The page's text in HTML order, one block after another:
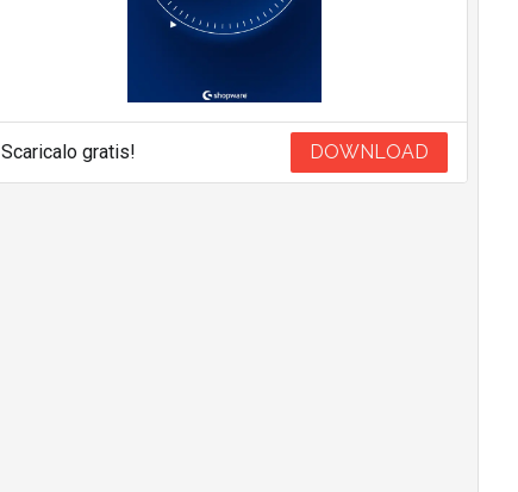
Scaricalo gratis! DOWNLOAD